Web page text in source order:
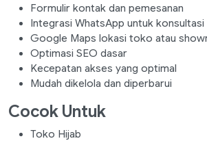
Formulir kontak dan pemesanan
Integrasi WhatsApp untuk
Google Maps lokasi toko atau
Optimasi SEO dasar
Kecepatan akses yang optimal
Mudah dikelola dan diperbarui
Cocok Untuk
Toko Hijab